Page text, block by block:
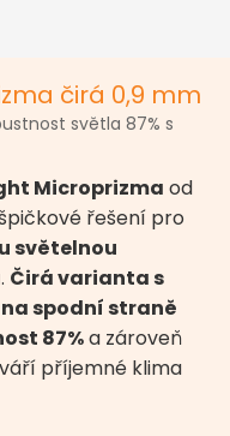
čirá 0,9 mm
světla 87% s
Microprizma od
řešení pro
světelnou
. Čirá varianta s
spodní straně
87%a zároveň
příjemné klima